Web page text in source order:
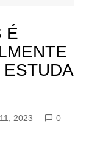
É
2023
0